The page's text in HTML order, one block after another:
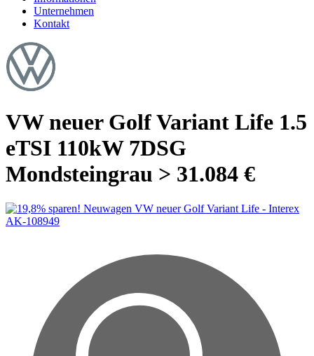
Unternehmen
Kontakt
VW neuer Golf Variant Life 1.5
eTSI 110kW 7DSG
Mondsteingrau > 31.084 €